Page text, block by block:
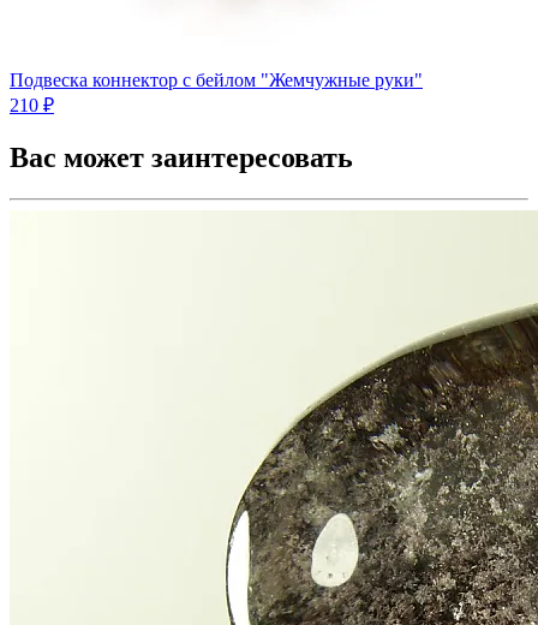
Подвеска коннектор c бейлом "Жемчужные руки"
210 ₽
Вас может заинтересовать